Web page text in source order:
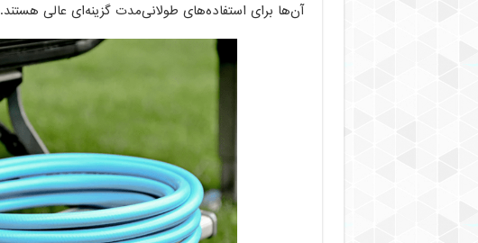
آن‌ها برای استفاده‌های طولانی‌مدت گزینه‌ای عالی هستند.